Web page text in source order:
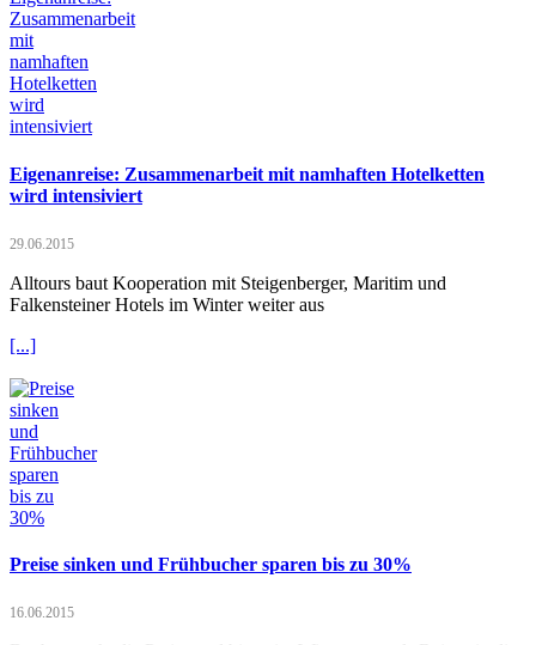
Eigenanreise: Zusammenarbeit mit namhaften Hotelketten
wird intensiviert
29.06.2015
Alltours baut Kooperation mit Steigenberger, Maritim und
Falkensteiner Hotels im Winter weiter aus
[...]
Preise sinken und Frühbucher sparen bis zu 30%
16.06.2015